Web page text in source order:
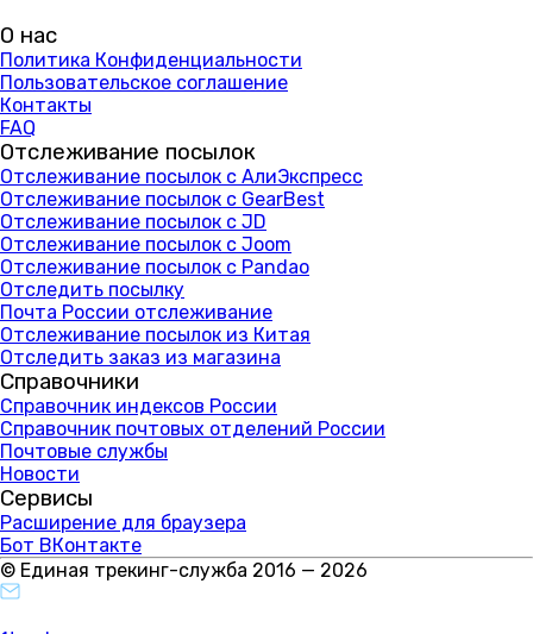
О нас
Политика Конфиденциальности
Пользовательское соглашение
Контакты
FAQ
Отслеживание посылок
Отслеживание посылок с АлиЭкспресс
Отслеживание посылок с GearBest
Отслеживание посылок с JD
Отслеживание посылок с Joom
Отслеживание посылок с Pandao
Отследить посылку
Почта России отслеживание
Отслеживание посылок из Китая
Отследить заказ из магазина
Справочники
Справочник индексов России
Справочник почтовых отделений России
Почтовые службы
Новости
Сервисы
Расширение для браузера
Бот ВКонтакте
© Единая трекинг-служба 2016 — 2026